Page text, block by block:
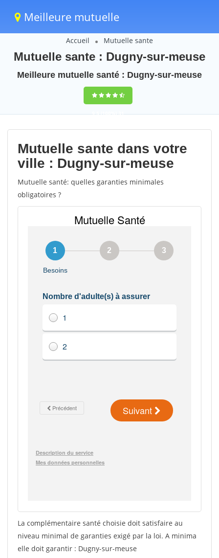
Meilleure mutuelle
Accueil Mutuelle sante
Mutuelle sante : Dugny-sur-meuse
Meilleure mutuelle santé : Dugny-sur-meuse
9,5(100%)31
votes
Mutuelle sante dans votre
ville : Dugny-sur-meuse
Mutuelle santé: quelles garanties minimales
obligatoires ?
La complémentaire santé choisie doit satisfaire au
niveau minimal de garanties exigé par la loi. A minima
elle doit garantir : Dugny-sur-meuse